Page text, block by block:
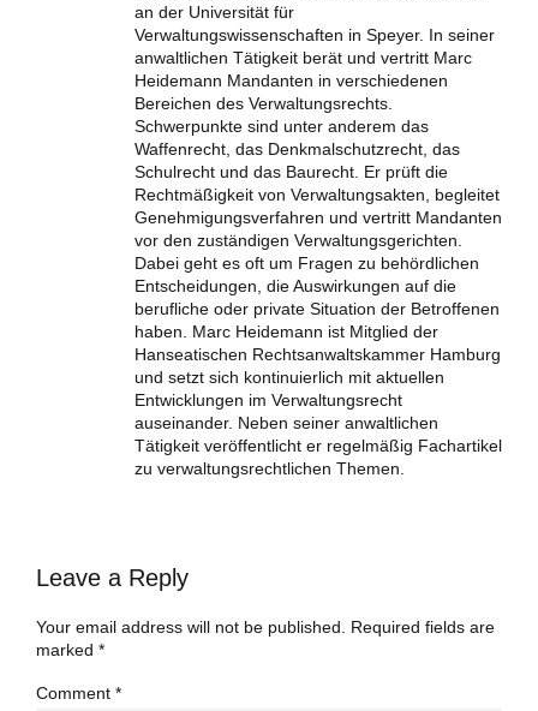
an der Universität für
Verwaltungswissenschaften in Speyer. In seiner
anwaltlichen Tätigkeit berät und vertritt Marc
Heidemann Mandanten in verschiedenen
Bereichen des Verwaltungsrechts.
Schwerpunkte sind unter anderem das
Waffenrecht, das Denkmalschutzrecht, das
Schulrecht und das Baurecht. Er prüft die
Rechtmäßigkeit von Verwaltungsakten, begleitet
Genehmigungsverfahren und vertritt Mandanten
vor den zuständigen Verwaltungsgerichten.
Dabei geht es oft um Fragen zu behördlichen
Entscheidungen, die Auswirkungen auf die
berufliche oder private Situation der Betroffenen
haben. Marc Heidemann ist Mitglied der
Hanseatischen Rechtsanwaltskammer Hamburg
und setzt sich kontinuierlich mit aktuellen
Entwicklungen im Verwaltungsrecht
auseinander. Neben seiner anwaltlichen
Tätigkeit veröffentlicht er regelmäßig Fachartikel
zu verwaltungsrechtlichen Themen.
Leave a Reply
Your email address will not be published. Required fields are
marked *
Comment *